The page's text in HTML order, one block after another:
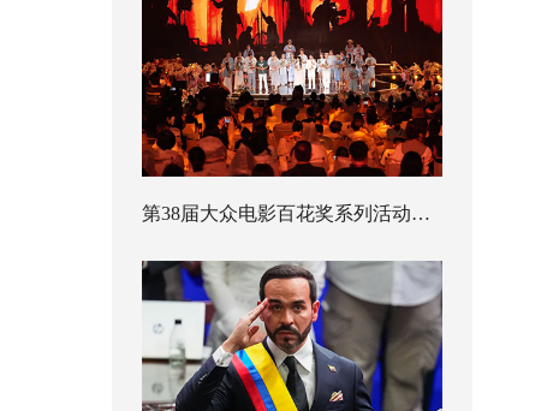
第38届大众电影百花奖系列活动开幕